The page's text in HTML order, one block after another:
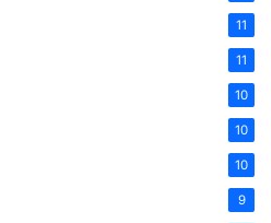
11
11
10
10
10
9